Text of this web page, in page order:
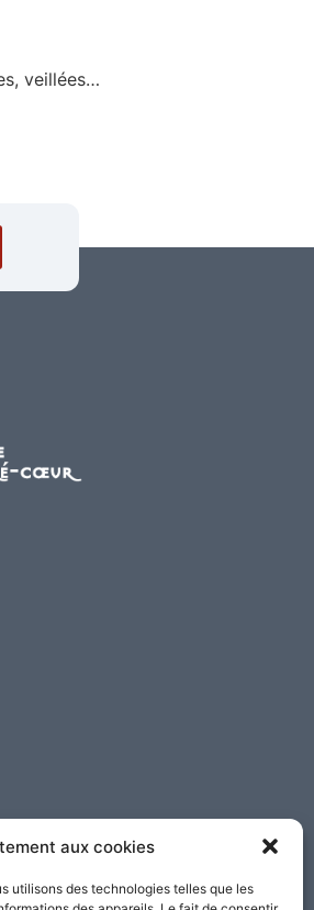
aux cookies
utilisons des technologies telles que les
veillées…